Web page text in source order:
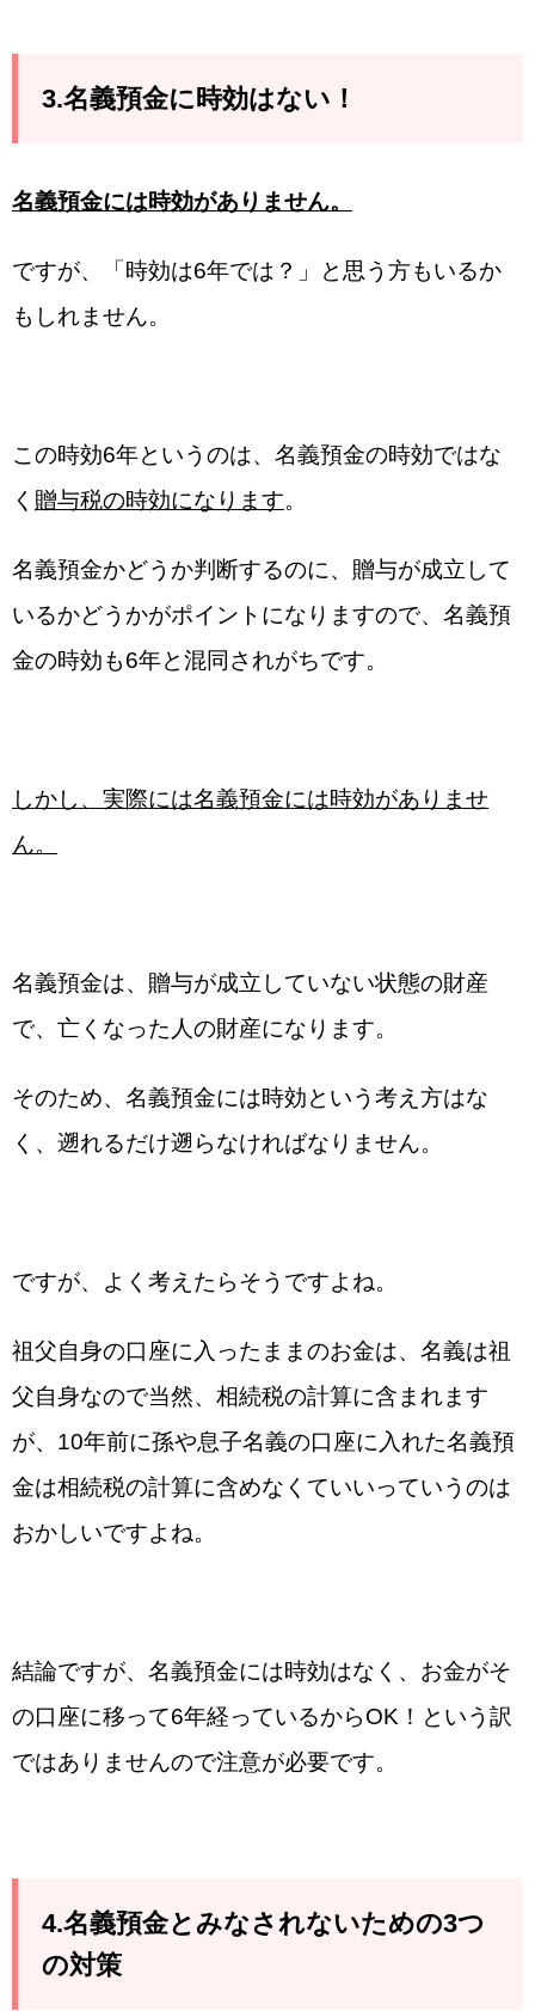
3.名義預金に時効はない！
名義預金には時効がありません。
ですが、「時効は6年では？」と思う方もいるか
もしれません。
この時効6年というのは、名義預金の時効ではな
く 贈与税の時効になります。
名義預金かどうか判断するのに、贈与が成立して
いるかどうかがポイントになりますので、名義預
金の時効も6年と混同されがちです。
しかし、実際には名義預金には時効がありませ
ん。
名義預金は、贈与が成立していない状態の財産
で、亡くなった人の財産になります。
そのため、名義預金には時効という考え方はな
く、遡れるだけ遡らなければなりません。
ですが、よく考えたらそうですよね。
祖父自身の口座に入ったままのお金は、名義は祖
父自身なので当然、相続税の計算に含まれます
が、10年前に孫や息子名義の口座に入れた名義預
金は相続税の計算に含めなくていいっていうのは
おかしいですよね。
結論ですが、名義預金には時効はなく、お金がそ
の口座に移って6年経っているからOK！という訳
ではありませんので注意が必要です。
4.名義預金とみなされないための3つ
の対策